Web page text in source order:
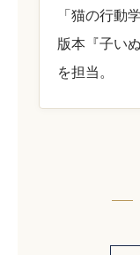
「猫の行動
版本『子い
を担当。